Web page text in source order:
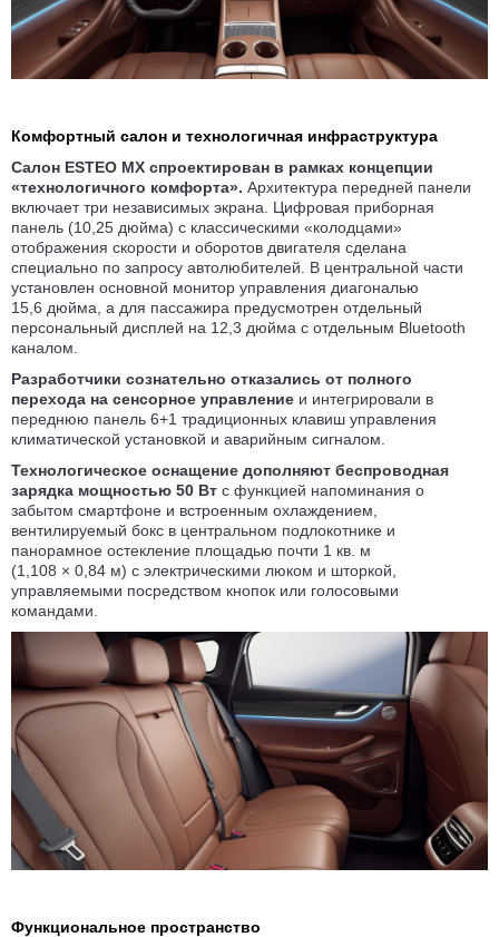
Комфортный салон и технологичная инфраструктура
Салон ESTEO MX спроектирован в рамках концепции
«технологичного комфорта». Архитектура передней панели
включает три независимых экрана. Цифровая приборная
панель (10,25 дюйма) с классическими «колодцами»
отображения скорости и оборотов двигателя сделана
специально по запросу автолюбителей. В центральной части
установлен основной монитор управления диагональю
15,6 дюйма, а для пассажира предусмотрен отдельный
персональный дисплей на 12,3 дюйма с отдельным Bluetooth
каналом.
Разработчики сознательно отказались от полного
перехода на сенсорное управление и интегрировали в
переднюю панель 6+1 традиционных клавиш управления
климатической установкой и аварийным сигналом.
Технологическое оснащение дополняют беспроводная
зарядка мощностью 50 Вт с функцией напоминания о
забытом смартфоне и встроенным охлаждением,
вентилируемый бокс в центральном подлокотнике и
панорамное остекление площадью почти 1 кв. м
(1,108 × 0,84 м) с электрическими люком и шторкой,
управляемыми посредством кнопок или голосовыми
командами.
Функциональное пространство